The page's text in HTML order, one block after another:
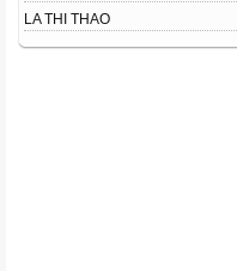
LA THI THAO